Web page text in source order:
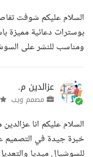
السلام عليكم شوفت
ومناسب للنشر على السوشيال
عزالدين م.
مصمم ويب
السلام عليكم انا
خبرة جيدة في التصميم
للسوشيال ميديا